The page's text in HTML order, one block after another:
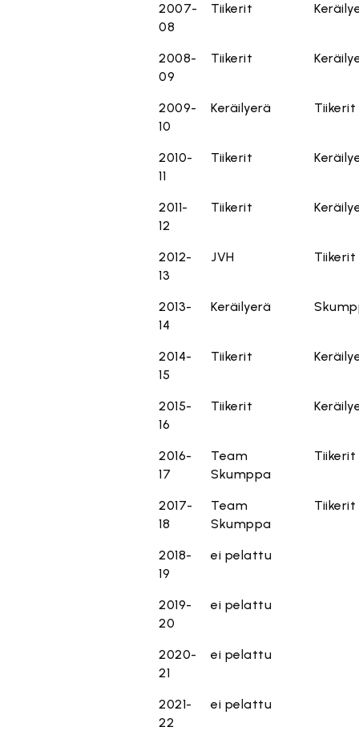
2007-
08
Tiikerit
2008-
09
Tiikerit
2009-
10
Keräilyerä Tiikerit
2010-
11
Tiikerit
2011-
12
Tiikerit
2012-
13
JVH Tiikerit
2013-
14
Keräilyerä
2014-
15
Tiikerit
2015-
16
Tiikerit
2016-
17
Team
Skumppa
Tiikerit
2017-
18
Team
Skumppa
Tiikerit
2018-
19
ei pelattu
2019-
20
ei pelattu
2020-
21
ei pelattu
2021-
22
ei pelattu